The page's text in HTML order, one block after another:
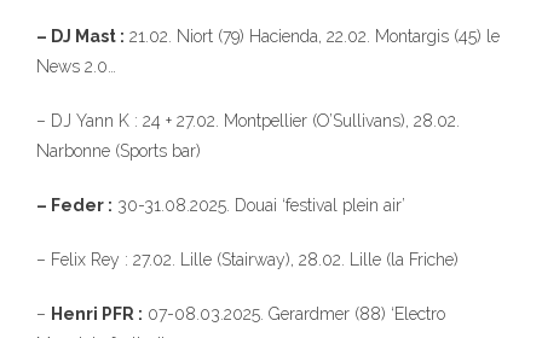
– DJ Mast : 21.02. Niort (79) Hacienda, 22.02. Montargis (45) le
News 2.0…
– DJ Yann K : 24 + 27.02. Montpellier (O’Sullivans), 28.02.
Narbonne (Sports bar)
– Feder : 30-31.08.2025. Douai ‘festival plein air’
– Felix Rey : 27.02. Lille (Stairway), 28.02. Lille (la Friche)
– Henri PFR : 07-08.03.2025. Gerardmer (88) ‘Electro